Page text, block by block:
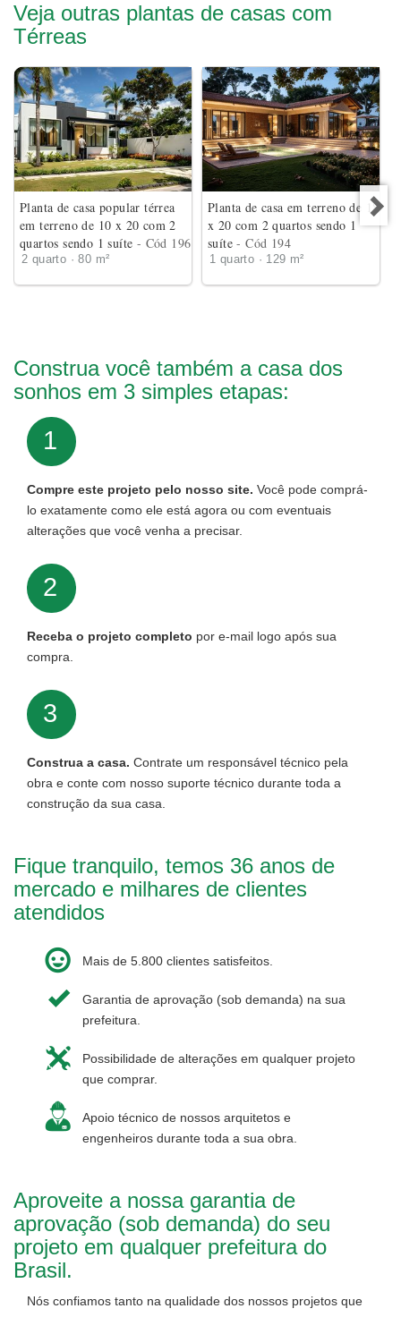
Veja outras plantas de casas com
Térreas
Planta de casa popular térrea
em terreno de 10 x 20 com 2
quartos sendo 1 suíte - Cód 196
2 quarto · 80 m²
Planta de casa em terreno de 18
x 20 com 2 quartos sendo 1
suíte- Cód 194
1 quarto · 129 m²
Construa você também a casa dos
sonhos em 3 simples etapas:
1
Compre este projeto pelo nosso site. Você pode comprá-
lo exatamente como ele está agora ou com eventuais
alterações que você venha a precisar.
2
Receba o projeto completo por e-mail logo após sua
compra.
3
Construa a casa. Contrate um responsável técnico pela
obra e conte com nosso suporte técnico durante toda a
construção da sua casa.
Fique tranquilo, temos 36 anos de
mercado e milhares de clientes
atendidos
Mais de 5.800 clientes satisfeitos.
Garantia de aprovação (sob demanda) na sua
prefeitura.
Possibilidade de alterações em qualquer projeto
que comprar.
Apoio técnico de nossos arquitetos e
engenheiros durante toda a sua obra.
Aproveite a nossa garantia de
aprovação (sob demanda) do seu
projeto em qualquer prefeitura do
Brasil.
Nós confiamos tanto na qualidade dos nossos projetos que